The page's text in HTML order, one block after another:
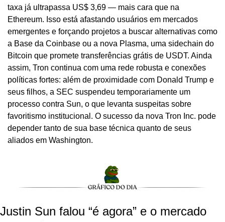
taxa já ultrapassa US$ 3,69 — mais cara que na
Ethereum. Isso está afastando usuários em mercados
emergentes e forçando projetos a buscar alternativas como
a Base da Coinbase ou a nova Plasma, uma sidechain do
Bitcoin que promete transferências grátis de USDT. Ainda
assim, Tron continua com uma rede robusta e conexões
políticas fortes: além de proximidade com Donald Trump e
seus filhos, a SEC suspendeu temporariamente um
processo contra Sun, o que levanta suspeitas sobre
favoritismo institucional. O sucesso da nova Tron Inc. pode
depender tanto de sua base técnica quanto de seus
aliados em Washington.
Justin Sun falou “é agora” e o mercado